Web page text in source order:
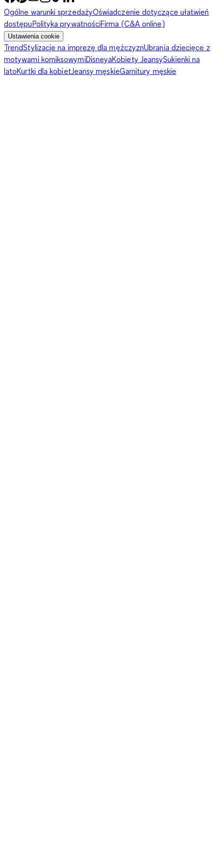
Ogólne warunki sprzedażyOświadczenie dotyczące ułatwień
dostępuPolityka prywatnościFirma (C&A online)
Ustawienia cookie
TrendStylizacje na imprezę dla mężczyznUbrania dziecięce z
motywami komiksowymiDisneyaKobiety JeansySukienki na
latoKurtki dla kobiet Jeansy męskieGarnitury męskie